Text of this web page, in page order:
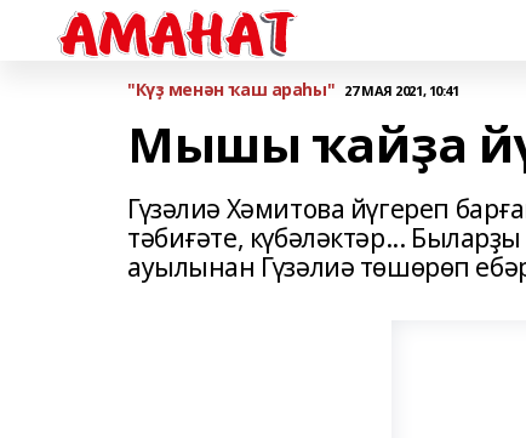
"Күҙ менән ҡаш араһы" 27 МАЯ 2021, 10:41
Мышы ҡайҙа
Гүзәлиә Хәмитова йүгереп
тәбиғәте, күбәләктәр...
ауылынан Гүзәлиә төшөрөп